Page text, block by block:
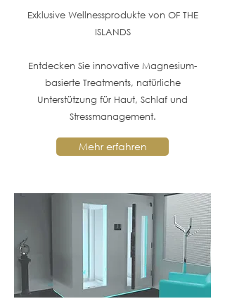
Exklusive Wellnessprodukte von OF THE
ISLANDS
Entdecken Sie innovative Magnesium-
basierte Treatments, natürliche
Unterstützung für Haut, Schlaf und
Stressmanagement.
Mehr erfahren